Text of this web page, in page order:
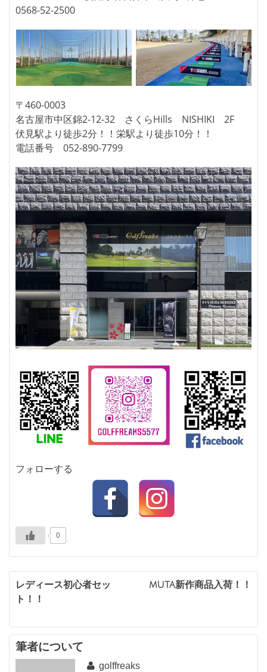
0568-52-2500
〒460-0003
名古屋市中区錦2-12-32 さくらHills NISHIKI 2F
伏見駅より徒歩2分！！栄駅より徒歩10分！！
電話番号 052-890-7799
フォローする
0
投
稿
ナ
ビ
レディース初心者セッ
ト！！
muta新作商品入荷！！
筆者について
golffreaks